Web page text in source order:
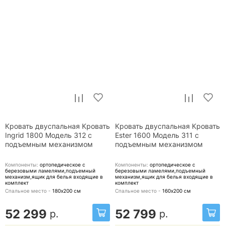
Кровать двуспальная Кровать
Ingrid 1800 Модель 312 с
подъемным механизмом
Компоненты: ортопедическое с
березовыми ламелями,подъемный
механизм,ящик для белья входящие в
комплект
Спальное место - 180х200 см
52 299 р.
Кровать двуспальная Кровать
Ester 1600 Модель 311 с
подъемным механизмом
Компоненты: ортопедическое с
березовыми ламелями,подъемный
механизм,ящик для белья входящие в
комплект
Спальное место - 160х200 см
52 799 р.